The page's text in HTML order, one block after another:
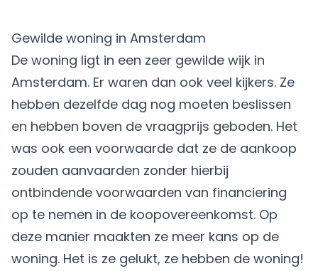
Gewilde woning in Amsterdam
De woning ligt in een zeer gewilde wijk in
Amsterdam. Er waren dan ook veel kijkers. Ze
hebben dezelfde dag nog moeten beslissen
en hebben boven de vraagprijs geboden. Het
was ook een voorwaarde dat ze de aankoop
zouden aanvaarden zonder hierbij
ontbindende voorwaarden van financiering
op te nemen in de koopovereenkomst. Op
deze manier maakten ze meer kans op de
woning. Het is ze gelukt, ze hebben de woning!